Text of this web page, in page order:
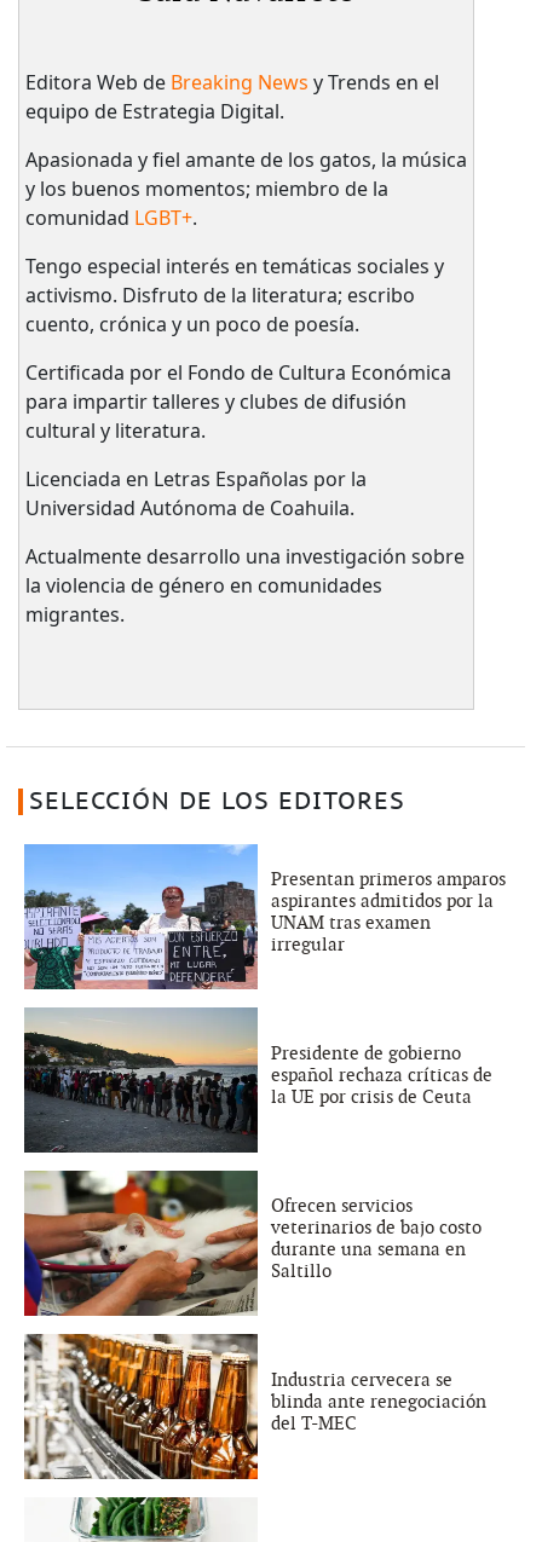
Editora Web de Breaking News y Trends en el
equipo de Estrategia Digital.
Apasionada y fiel amante de los gatos, la música
y los buenos momentos; miembro de la
comunidad LGBT+.
Tengo especial interés en temáticas sociales y
activismo. Disfruto de la literatura; escribo
cuento, crónica y un poco de poesía.
Certificada por el Fondo de Cultura Económica
para impartir talleres y clubes de difusión
cultural y literatura.
Licenciada en Letras Españolas por la
Universidad Autónoma de Coahuila.
Actualmente desarrollo una investigación sobre
la violencia de género en comunidades
migrantes.
SELECCIÓN DE LOS EDITORES
Presentan primeros amparos
aspirantes admitidos por la
UNAM tras examen
irregular
Presidente de gobierno
español rechaza críticas de
la UE por crisis de Ceuta
Ofrecen servicios
veterinarios de bajo costo
durante una semana en
Saltillo
Industria cervecera se
blinda ante renegociación
del T-MEC